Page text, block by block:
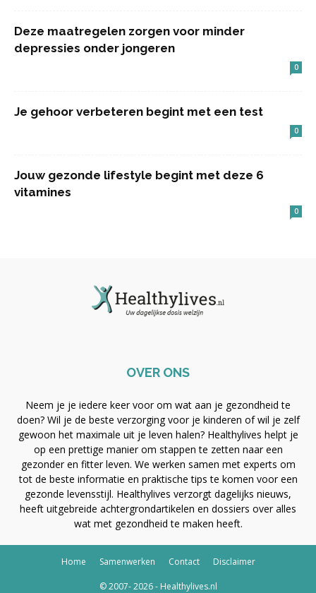
Deze maatregelen zorgen voor minder
depressies onder jongeren
0
Je gehoor verbeteren begint met een test
0
Jouw gezonde lifestyle begint met deze 6
vitamines
0
OVER ONS
Neem je je iedere keer voor om wat aan je gezondheid te
doen? Wil je de beste verzorging voor je kinderen of wil je zelf
gewoon het maximale uit je leven halen? Healthylives helpt je
op een prettige manier om stappen te zetten naar een
gezonder en fitter leven. We werken samen met experts om
tot de beste informatie en praktische tips te komen voor een
gezonde levensstijl. Healthylives verzorgt dagelijks nieuws,
heeft uitgebreide achtergrondartikelen en dossiers over alles
wat met gezondheid te maken heeft.
Home Samenwerken Contact Disclaimer
© 2007- 2026 - Healthylives.nl